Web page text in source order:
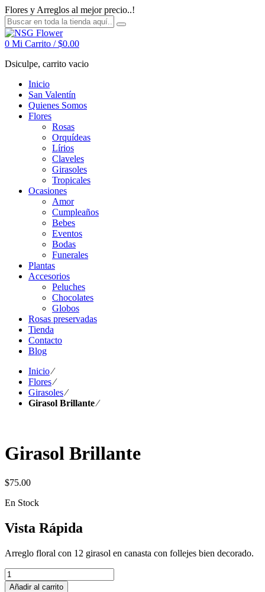
Flores y Arreglos al mejor precio..!
0 Mi Carrito /$0.00
Dsiculpe, carrito vacio
Inicio
San Valentín
Quienes Somos
Flores
Rosas
Orquídeas
Lírios
Claveles
Girasoles
Tropicales
Ocasiones
Amor
Cumpleaños
Bebes
Eventos
Bodas
Funerales
Plantas
Accesorios
Peluches
Chocolates
Globos
Rosas preservadas
Tienda
Contacto
Blog
Inicio⁄
Flores⁄
Girasoles⁄
Girasol Brillante⁄
Girasol Brillante
$75.00
En Stock
Vista Rápida
Arreglo floral con 12 girasol en canasta con follejes bien decorado.
Añadir al carrito